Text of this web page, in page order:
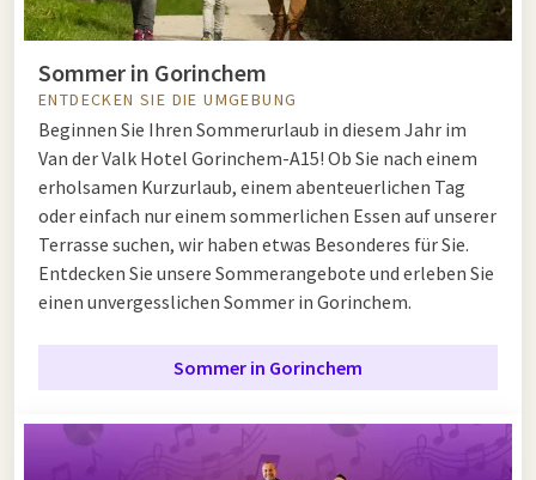
Sommer in Gorinchem
ENTDECKEN SIE DIE UMGEBUNG
Beginnen Sie Ihren Sommerurlaub in diesem Jahr im
Van der Valk Hotel Gorinchem-A15! Ob Sie nach einem
erholsamen Kurzurlaub, einem abenteuerlichen Tag
oder einfach nur einem sommerlichen Essen auf unserer
Terrasse suchen, wir haben etwas Besonderes für Sie.
Entdecken Sie unsere Sommerangebote und erleben Sie
einen unvergesslichen Sommer in Gorinchem.
Sommer in Gorinchem